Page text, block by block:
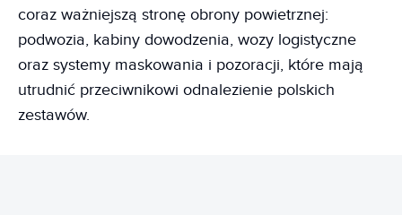
coraz ważniejszą stronę obrony powietrznej:
podwozia, kabiny dowodzenia, wozy logistyczne
oraz systemy maskowania i pozoracji, które mają
utrudnić przeciwnikowi odnalezienie polskich
zestawów.